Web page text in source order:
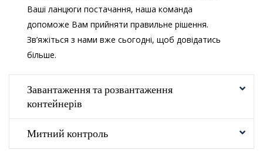
Ваші ланцюги постачання, наша команда
допоможе Вам прийняти правильне рішення.
Зв’яжіться з нами вже сьогодні, щоб довідатись
більше.
Завантаження та розвантаження
контейнерів
Митний контроль